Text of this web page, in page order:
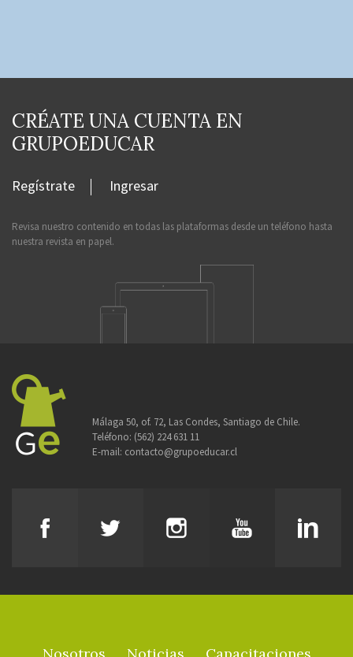
CRÉATE UNA CUENTA EN
GRUPOEDUCAR
Regístrate Ingresar
Revisa nuestro contenido en todas las plataformas desde un teléfono hasta
nuestra revista en papel.
Málaga 50, of. 72, Las Condes, Santiago de Chile.
Teléfono: (562) 224 631 11
E-mail: contacto@grupoeducar.cl
Nosotros Noticias Capacitaciones